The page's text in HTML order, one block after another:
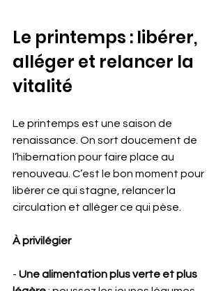
Le printemps : libérer,
alléger et relancer la
vitalité
Le printemps est une saison de
renaissance. On sort doucement de
l’hibernation pour faire place au
renouveau. C’est le bon moment pour
libérer ce qui stagne, relancer la
circulation et alléger ce qui pèse.
À privilégier
- Une alimentation plus verte et plus